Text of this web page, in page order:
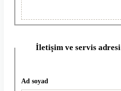
İletişim ve servis adresi
Ad soyad